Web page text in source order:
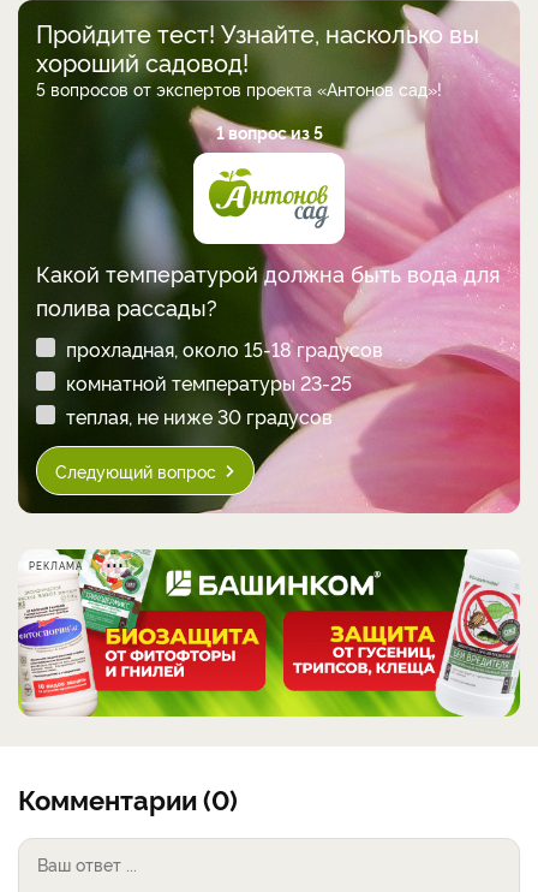
Пройдите тест! Узнайте, насколько вы
хороший садовод!
5 вопросов от экспертов проекта «Антонов сад»!
1 вопрос из 5
Какой температурой должна быть вода для
полива рассады?
прохладная, около 15-18 градусов
комнатной температуры 23-25
теплая, не ниже 30 градусов
Следующий вопрос
РЕКЛАМА
Комментарии (0)